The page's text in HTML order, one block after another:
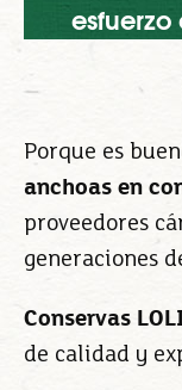
esfuerzo
Porque es
anchoas en
proveedores
generaciones
Conservas
de calidad y